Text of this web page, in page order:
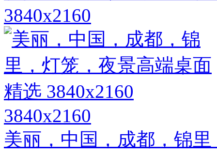
3840x2160
3840x2160
美丽，中国，成都，锦